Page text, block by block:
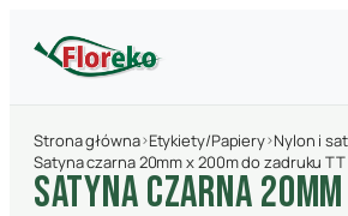
Strona główna›Etykiety/Papiery›Nylon i
Satyna czarna 20mm x 200m do zadruku TT
SATYNA CZARNA